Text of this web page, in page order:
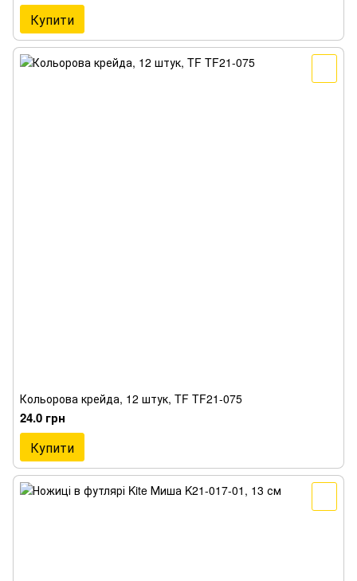
Купити
Кольорова крейда, 12 штук, TF TF21-075
24.0 грн
Купити